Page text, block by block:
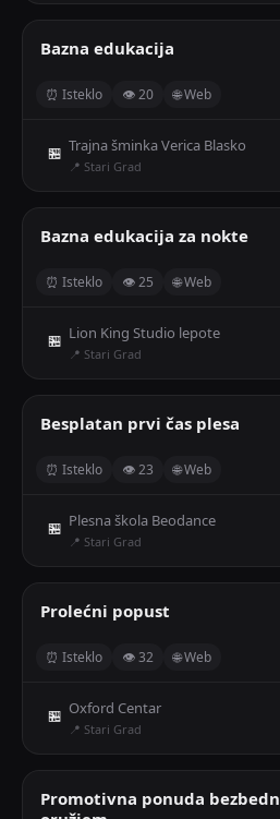
Bazna edukacija
⏰ Isteklo 👁 20 🌐 Web
🏪 Trajna šminka Verica Blasko
📍 Stari Grad
Bazna edukacija za nokte
⏰ Isteklo 👁 25 🌐 Web
🏪 Lion King Studio lepote
📍 Stari Grad
Besplatan prvi čas plesa
⏰ Isteklo 👁 23 🌐 Web
🏪 Plesna škola Beodance
📍 Stari Grad
Prolećni popust
⏰ Isteklo 👁 32 🌐 Web
🏪 Oxford Centar
📍 Stari Grad
Promotivna ponuda